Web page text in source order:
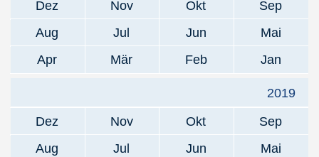
Dez
Nov Okt
Sep
Aug
Jul Jun
Mai
Apr
Mär Feb Jan
2019
Dez
Nov Okt
Sep
Aug
Jul Jun
Mai